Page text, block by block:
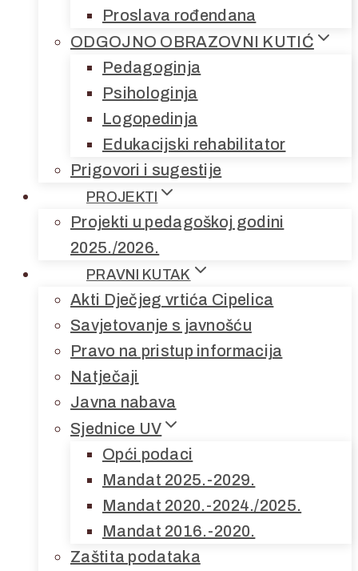
Proslava rođendana
ODGOJNO OBRAZOVNI KUTIĆ
Pedagoginja
Psihologinja
Logopedinja
Edukacijski rehabilitator
Prigovori i sugestije
PROJEKTI
Projekti u pedagoškoj godini
2025./2026.
PRAVNI KUTAK
Akti Dječjeg vrtića Cipelica
Savjetovanje s javnošću
Pravo na pristup informacija
Natječaji
Javna nabava
Sjednice UV
Opći podaci
Mandat 2025.-2029.
Mandat 2020.-2024./2025.
Mandat 2016.-2020.
Zaštita podataka